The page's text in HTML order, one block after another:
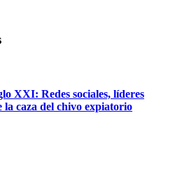
XXI: Redes sociales, líderes
la caza del chivo expiatorio